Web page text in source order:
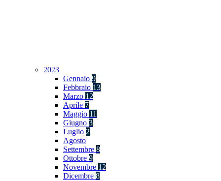
2023
Gennaio 9
Febbraio 13
Marzo 12
Aprile 7
Maggio 11
Giugno 3
Luglio 2
Agosto
Settembre 8
Ottobre 9
Novembre 12
Dicembre 8